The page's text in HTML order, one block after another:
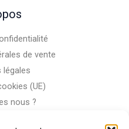
de vente
légales
(UE)
nous ?